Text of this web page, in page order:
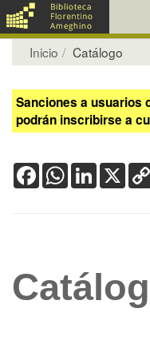
Inicio Catálogo
Sanciones a usuarios
podrán inscribirse a
FacebookWhatsApp
LinkedIn
X